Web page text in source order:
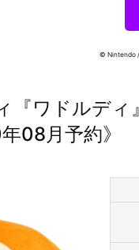
© Nintendo /
『ワドルデ
08月予約》